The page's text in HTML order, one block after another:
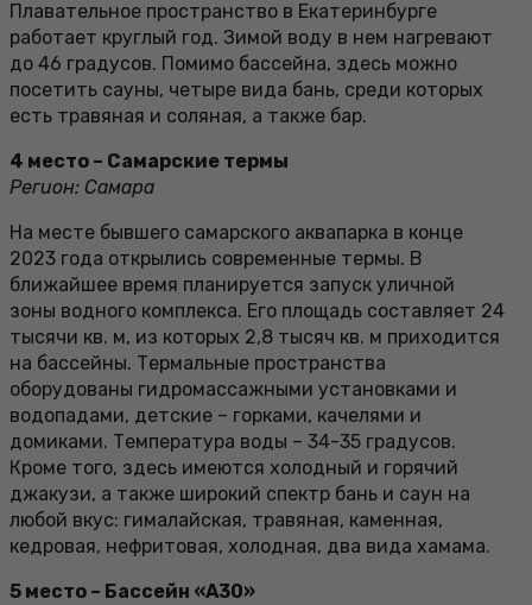
Плавательное пространство в Екатеринбурге
работает круглый год. Зимой воду в нем нагревают
до 46 градусов. Помимо бассейна, здесь можно
посетить сауны, четыре вида бань, среди которых
есть травяная и соляная, а также бар.
4 место – Самарские термы
Регион: Самара
На месте бывшего самарского аквапарка в конце
2023 года открылись современные термы. В
ближайшее время планируется запуск уличной
зоны водного комплекса. Его площадь составляет 24
тысячи кв. м, из которых 2,8 тысяч кв. м приходится
на бассейны. Термальные пространства
оборудованы гидромассажными установками и
водопадами, детские – горками, качелями и
домиками. Температура воды – 34-35 градусов.
Кроме того, здесь имеются холодный и горячий
джакузи, а также широкий спектр бань и саун на
любой вкус: гималайская, травяная, каменная,
кедровая, нефритовая, холодная, два вида хамама.
5 место – Бассейн «А30»